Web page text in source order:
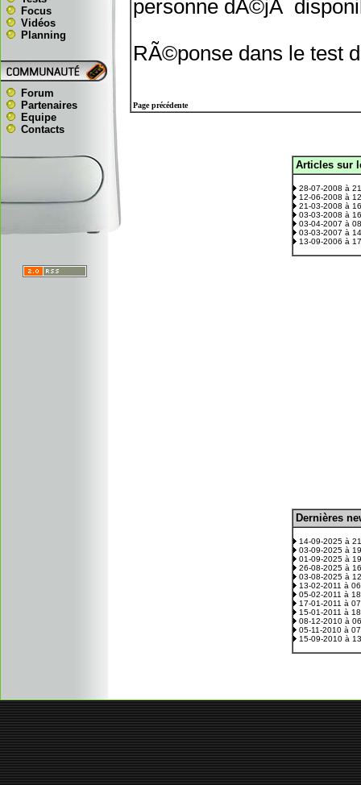
Focus
Vidéos
Planning
Forum
Partenaires
Equipe
Contacts
personne dÃ©jÃ
RÃ©ponse dans le test
Page précédente
Articles sur
28-07-2008 à
12-06-2008 à
21-03-2008 à
03-03-2008 à
03-04-2007 à
03-03-2007 à
13-09-2006 à
Dernières
14-09-2025 à
03-09-2025 à
01-09-2025 à
26-08-2025 à
03-08-2025 à
13-02-2011 à
05-02-2011 à
17-01-2011 à
15-01-2011 à
08-12-2010 à
05-11-2010 à
15-09-2010 à